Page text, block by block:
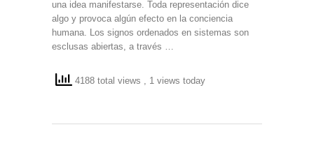
una idea manifestarse. Toda representación dice
algo y provoca algún efecto en la conciencia
humana. Los signos ordenados en sistemas son
esclusas abiertas, a través …
4188 total views , 1 views today